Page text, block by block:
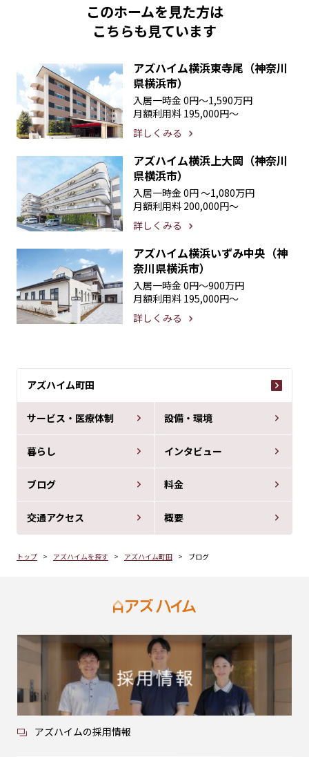
アズハイム町田
サービス・医療体制 設備・環境
暮らし インタビュー
ブログ 料金
交通アクセス 概要
トップ アズハイムを探す アズハイム町田 ブログ
このホームを見た方は
こちらも見ています
アズハイム横浜東寺尾（神奈川
県横浜市）
入居一時金 0円〜1,590万円
月額利用料 195,000円〜
詳しくみる
アズハイム横浜上大岡（神奈川
県横浜市）
入居一時金 0円 〜1,080万円
月額利用料 200,000円〜
詳しくみる
アズハイム横浜いずみ中央（神
奈川県横浜市）
入居一時金 0円〜900万円
月額利用料 195,000円〜
詳しくみる
アズハイムの採用情報